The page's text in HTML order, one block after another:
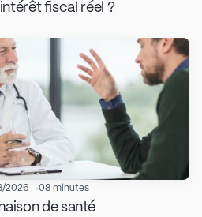
fiscal réel ?
2026 08 minutes
de santé